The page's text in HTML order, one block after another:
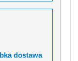
dostawa